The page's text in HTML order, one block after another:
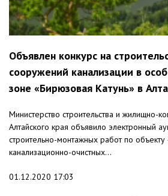
Объявлен конкурс на
сооружений канализации в
зоне «Бирюзовая Катунь» в
Министерство строительства и жилищно-
Алтайского края объявило электронный
строительно-монтажных работ по объекту
канализационно-очистных...
01.12.2020 17:03